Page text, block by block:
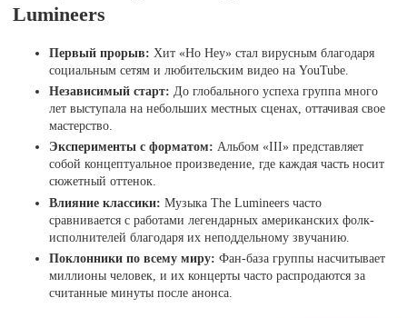
Lumineers
Первый прорыв: Хит «Ho Hey» стал вирусным благодаря
социальным сетям и любительским видео на YouTube.
Независимый старт: До глобального успеха группа много
лет выступала на небольших местных сценах, оттачивая свое
мастерство.
Эксперименты с форматом: Альбом «III» представляет
собой концептуальное произведение, где каждая часть носит
сюжетный оттенок.
Влияние классики: Музыка The Lumineers часто
сравнивается с работами легендарных американских фолк-
исполнителей благодаря их неподдельному звучанию.
Поклонники по всему миру: Фан-база группы насчитывает
миллионы человек, и их концерты часто распродаются за
считанные минуты после анонса.